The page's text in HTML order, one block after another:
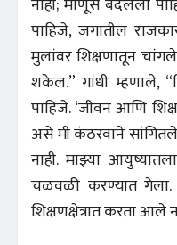
पाहिजे, जगातील
मुलांवर शिक्षणातून
शकेल.” गांधी म्हणाले,
पाहिजे. ‘जीवन आणि
असे मी कंठरवाने
नाही. माझ्या
चळवळी करण्यात
शिक्षणक्षेत्रात करता आले